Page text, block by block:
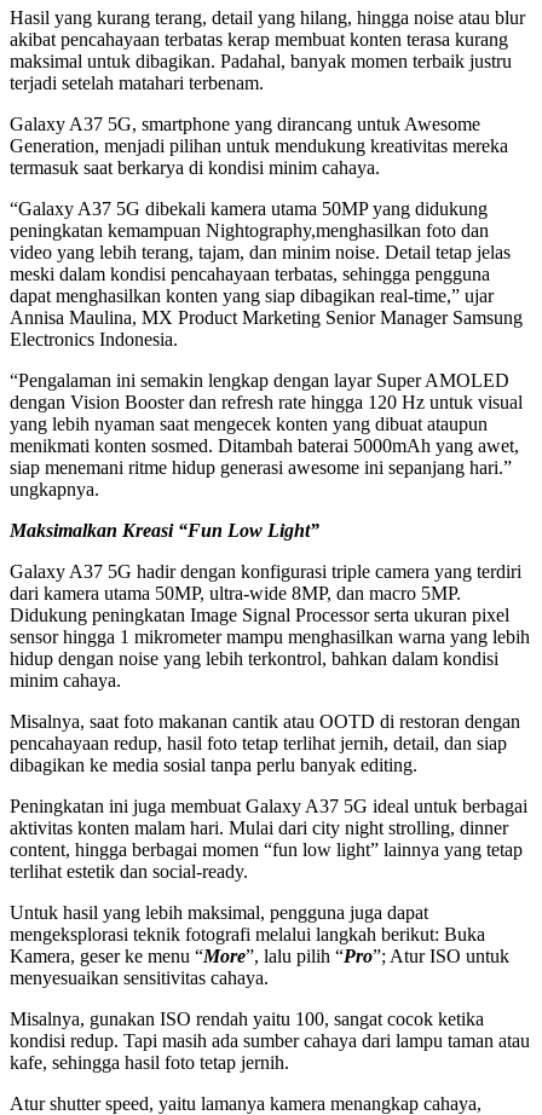
Hasil yang kurang terang, detail yang hilang, hingga noise atau blur
akibat pencahayaan terbatas kerap membuat konten terasa kurang
maksimal untuk dibagikan. Padahal, banyak momen terbaik justru
terjadi setelah matahari terbenam.
Galaxy A37 5G, smartphone yang dirancang untuk Awesome
Generation, menjadi pilihan untuk mendukung kreativitas mereka
termasuk saat berkarya di kondisi minim cahaya.
“Galaxy A37 5G dibekali kamera utama 50MP yang didukung
peningkatan kemampuan Nightography,menghasilkan foto dan
video yang lebih terang, tajam, dan minim noise. Detail tetap jelas
meski dalam kondisi pencahayaan terbatas, sehingga pengguna
dapat menghasilkan konten yang siap dibagikan real-time,” ujar
Annisa Maulina, MX Product Marketing Senior Manager Samsung
Electronics Indonesia.
“Pengalaman ini semakin lengkap dengan layar Super AMOLED
dengan Vision Booster dan refresh rate hingga 120 Hz untuk visual
yang lebih nyaman saat mengecek konten yang dibuat ataupun
menikmati konten sosmed. Ditambah baterai 5000mAh yang awet,
siap menemani ritme hidup generasi awesome ini sepanjang hari.”
ungkapnya.
Maksimalkan Kreasi “Fun Low Light”
Galaxy A37 5G hadir dengan konfigurasi triple camera yang terdiri
dari kamera utama 50MP, ultra-wide 8MP, dan macro 5MP.
Didukung peningkatan Image Signal Processor serta ukuran pixel
sensor hingga 1 mikrometer mampu menghasilkan warna yang lebih
hidup dengan noise yang lebih terkontrol, bahkan dalam kondisi
minim cahaya.
Misalnya, saat foto makanan cantik atau OOTD di restoran dengan
pencahayaan redup, hasil foto tetap terlihat jernih, detail, dan siap
dibagikan ke media sosial tanpa perlu banyak editing.
Peningkatan ini juga membuat Galaxy A37 5G ideal untuk berbagai
aktivitas konten malam hari. Mulai dari city night strolling, dinner
content, hingga berbagai momen “fun low light” lainnya yang tetap
terlihat estetik dan social-ready.
Untuk hasil yang lebih maksimal, pengguna juga dapat
mengeksplorasi teknik fotografi melalui langkah berikut: Buka
Kamera, geser ke menu “More”, lalu pilih “Pro”; Atur ISO untuk
menyesuaikan sensitivitas cahaya.
Misalnya, gunakan ISO rendah yaitu 100, sangat cocok ketika
kondisi redup. Tapi masih ada sumber cahaya dari lampu taman atau
kafe, sehingga hasil foto tetap jernih.
Atur shutter speed, yaitu lamanya kamera menangkap cahaya,